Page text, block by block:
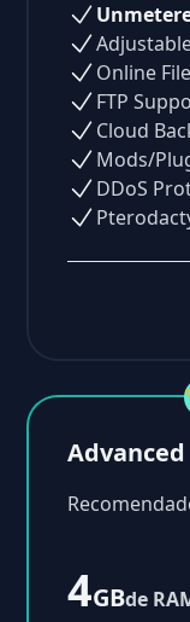
Online
FTP
Cloud
Mods/
DDoS
Advanced
4GBde